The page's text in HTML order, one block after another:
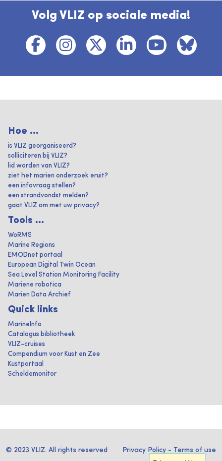
Volg VLIZ op sociale media!
Hoe ...
is VLIZ georganiseerd?
solliciteren bij VLIZ?
lid worden van VLIZ?
ziet het marien onderzoek eruit?
een infovraag stellen?
een strandvondst melden?
gaat VLIZ om met uw privacy?
Tools ...
WoRMS
Marine Regions
EMODnet portaal
European Digital Twin Ocean
Sea Level Station Monitoring Facility
Mariene robotica
Marien Data Archief
Quick links
MarineInfo
Catalogus bibliotheek
VLIZ-cruises
Compendium voor Kust en Zee
Kustportaal
Scheldemonitor
© 2023 VLIZ. All rights reserved Privacy Policy - Terms of use